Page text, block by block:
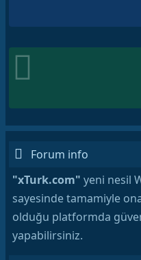
Forum info
"xTurk.com" yeni nesil
sayesinde tamamiyle
olduğu platformda
yapabilirsiniz.